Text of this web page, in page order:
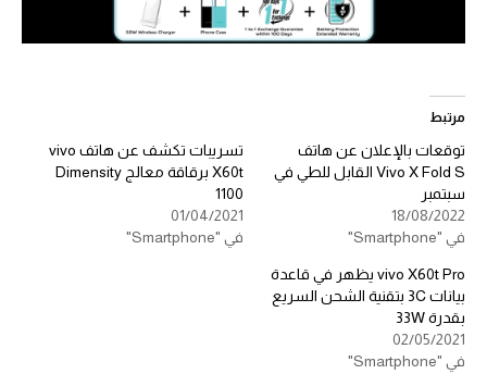
مرتبط
توقعات بالإعلان عن هاتف
Vivo X Fold S القابل للطي في
سبتمبر
18/08/2022
في "Smartphone"
تسريبات تكشف عن هاتف vivo
X60t برقاقة معالج Dimensity
1100
01/04/2021
في "Smartphone"
vivo X60t Pro يظهر في قاعدة
بيانات 3C بتقنية الشحن السريع
بقدرة 33W
02/05/2021
في "Smartphone"